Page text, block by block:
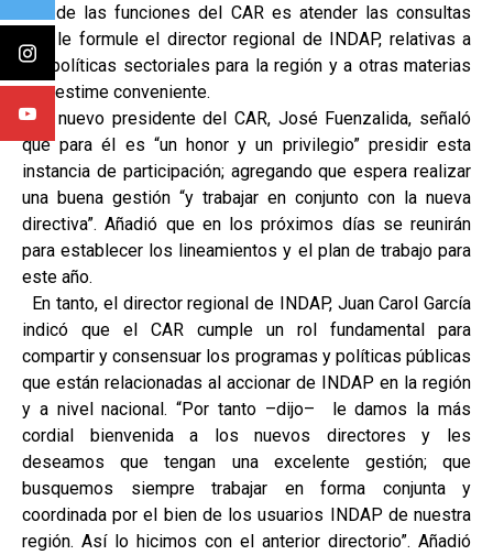
una de las funciones del CAR es atender las consultas
que le formule el director regional de INDAP, relativas a
las políticas sectoriales para la región y a otras materias
que estime conveniente.
El nuevo presidente del CAR, José Fuenzalida, señaló
que para él es “un honor y un privilegio” presidir esta
instancia de participación; agregando que espera realizar
una buena gestión “y trabajar en conjunto con la nueva
directiva”. Añadió que en los próximos días se reunirán
para establecer los lineamientos y el plan de trabajo para
este año.
En tanto, el director regional de INDAP, Juan Carol García
indicó que el CAR cumple un rol fundamental para
compartir y consensuar los programas y políticas públicas
que están relacionadas al accionar de INDAP en la región
y a nivel nacional. “Por tanto –dijo– le damos la más
cordial bienvenida a los nuevos directores y les
deseamos que tengan una excelente gestión; que
busquemos siempre trabajar en forma conjunta y
coordinada por el bien de los usuarios INDAP de nuestra
región. Así lo hicimos con el anterior directorio”. Añadió